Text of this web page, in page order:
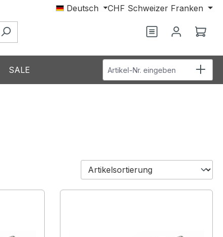
Deutsch CHF Schweizer Franken
Du hast 0
SALE Artikel-Nr. eingeben